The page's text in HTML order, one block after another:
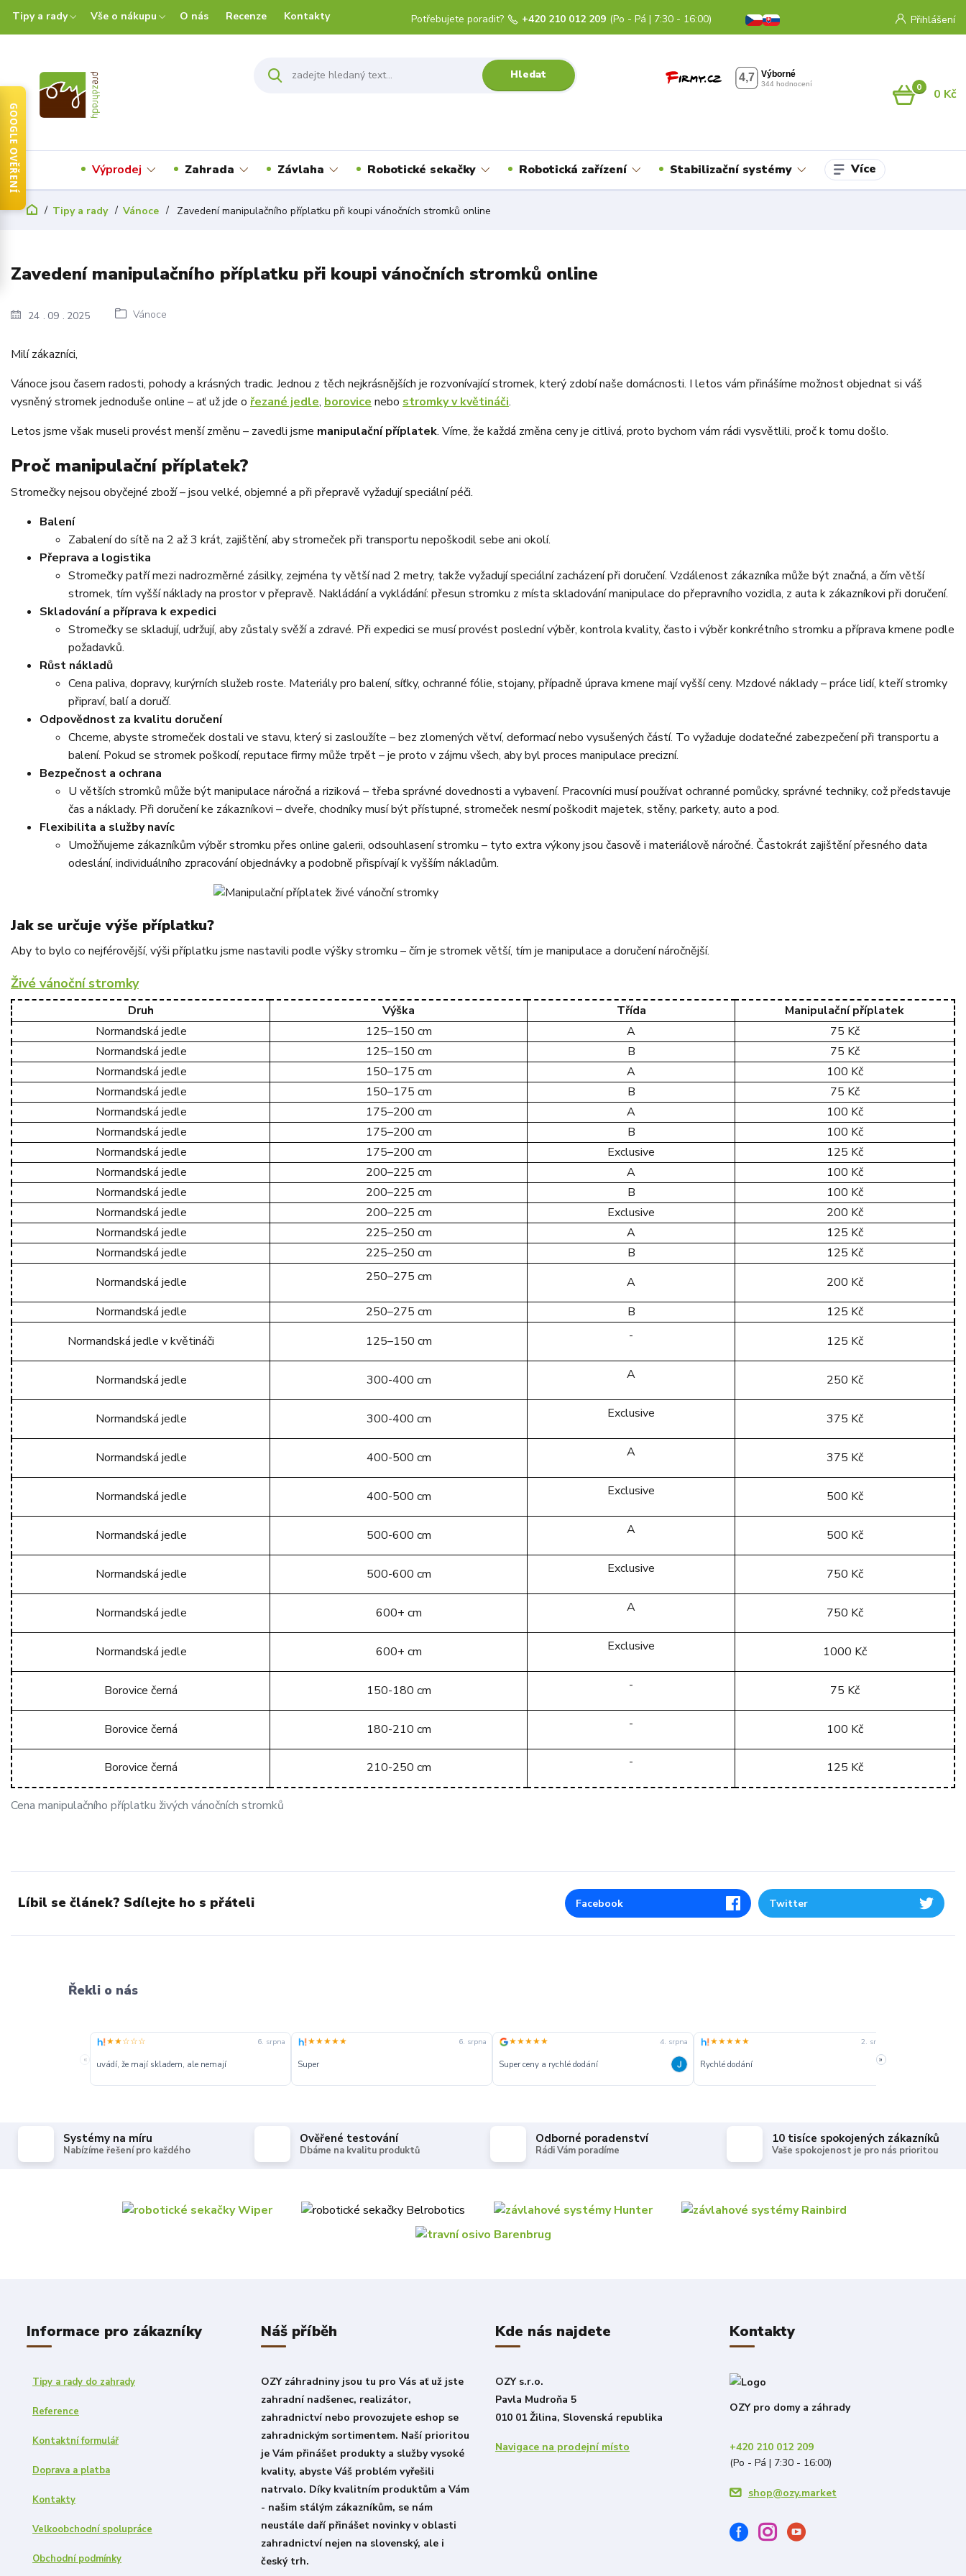
Tipy a rady Vše o nákupu O nás Recenze Kontakty Přihlášení
Hledat
Potřebujete poradit? +420 210 012 209 (Po - Pá | 7:30 - 16:00)
0 0 Kč
Výprodej Zahrada Závlaha Robotické sekačky Robotická zařízení Stabilizační systémy Více
Tipy a rady Vánoce Zavedení manipulačního příplatku při koupi vánočních stromků online
24 09 2025 Vánoce
Zavedení manipulačního příplatku při koupi vánočních stromků online
Milí zákazníci,
Vánoce jsou časem radosti, pohody a krásných tradic. Jednou z těch nejkrásnějších je rozvonívající stromek, který zdobí naše domácnosti. I letos vám přinášíme možnost objednat si váš
vysněný stromek jednoduše online – ať už jde o řezané jedle, borovice nebo stromky v květináči.
Letos jsme však museli provést menší změnu – zavedli jsme manipulační příplatek. Víme, že každá změna ceny je citlivá, proto bychom vám rádi vysvětlili, proč k tomu došlo.
Proč manipulační příplatek?
Stromečky nejsou obyčejné zboží – jsou velké, objemné a při přepravě vyžadují speciální péči.
Balení
Zabalení do sítě na 2 až 3 krát, zajištění, aby stromeček při transportu nepoškodil sebe ani okolí.
Přeprava a logistika
Stromečky patří mezi nadrozměrné zásilky, zejména ty větší nad 2 metry, takže vyžadují speciální zacházení při doručení. Vzdálenost zákazníka může být značná, a čím větší
stromek, tím vyšší náklady na prostor v přepravě. Nakládání a vykládání: přesun stromku z místa skladování manipulace do přepravního vozidla, z auta k zákazníkovi při doručení.
Skladování a příprava k expedici
Stromečky se skladují, udržují, aby zůstaly svěží a zdravé. Při expedici se musí provést poslední výběr, kontrola kvality, často i výběr konkrétního stromku a příprava kmene podle
požadavků.
Růst nákladů
Cena paliva, dopravy, kurýrních služeb roste. Materiály pro balení, síťky, ochranné fólie, stojany, případně úprava kmene mají vyšší ceny. Mzdové náklady – práce lidí, kteří stromky
připraví, balí a doručí.
Odpovědnost za kvalitu doručení
Chceme, abyste stromeček dostali ve stavu, který si zasloužíte – bez zlomených větví, deformací nebo vysušených částí. To vyžaduje dodatečné zabezpečení při transportu a
balení. Pokud se stromek poškodí, reputace firmy může trpět – je proto v zájmu všech, aby byl proces manipulace precizní.
Bezpečnost a ochrana
U větších stromků může být manipulace náročná a riziková – třeba správné dovednosti a vybavení. Pracovníci musí používat ochranné pomůcky, správné techniky, což představuje
čas a náklady. Při doručení ke zákazníkovi – dveře, chodníky musí být přístupné, stromeček nesmí poškodit majetek, stěny, parkety, auto a pod.
Flexibilita a služby navíc
Umožňujeme zákazníkům výběr stromku přes online galerii, odsouhlasení stromku – tyto extra výkony jsou časově i materiálově náročné. Častokrát zajištění přesného data
odeslání, individuálního zpracování objednávky a podobně přispívají k vyšším nákladům.
Jak se určuje výše příplatku?
Aby to bylo co nejférovější, výši příplatku jsme nastavili podle výšky stromku – čím je stromek větší, tím je manipulace a doručení náročnější.
Živé vánoční stromky
Cena manipulačního příplatku živých vánočních stromků
Druh Výška Třída
Manipulační příplatek
Normandská jedle
125–150 cm A
75 Kč
Normandská jedle
125–150 cm B
75 Kč
Normandská jedle
150–175 cm A
100 Kč
Normandská jedle
150–175 cm B
75 Kč
Normandská jedle
175–200 cm A
100 Kč
Normandská jedle
175–200 cm B
100 Kč
Normandská jedle
175–200 cm Exclusive
125 Kč
Normandská jedle
200–225 cm A
100 Kč
Normandská jedle
200–225 cm B
100 Kč
Normandská jedle
200–225 cm Exclusive
200 Kč
Normandská jedle
225–250 cm A
125 Kč
Normandská jedle
225–250 cm B
125 Kč
Normandská jedle
250–275 cm A
200 Kč
Normandská jedle
250–275 cm B
125 Kč
Normandská jedle v květináči
125–150 cm - 125 Kč
Normandská jedle 300-400 cm A 250 Kč
Normandská jedle 300-400 cm Exclusive 375 Kč
Normandská jedle 400-500 cm A 375 Kč
Normandská jedle 400-500 cm Exclusive 500 Kč
Normandská jedle 500-600 cm A 500 Kč
Normandská jedle 500-600 cm Exclusive 750 Kč
Normandská jedle 600+ cm A 750 Kč
Normandská jedle 600+ cm Exclusive 1000 Kč
Borovice černá 150-180 cm - 75 Kč
Borovice černá 180-210 cm - 100 Kč
Borovice černá 210-250 cm - 125 Kč
Líbil se článek? Sdílejte ho s přáteli Facebook Twitter
Řekli o nás
«
★★☆☆☆ 6. srpna
uvádí, že mají skladem, ale nemají
★★★★★ 6. srpna
Super
★★★★★ 4. srpna
Super ceny a rychlé dodání
★★★★★ 2. srpna
Rychlé dodání »
Systémy na míru
Nabízíme řešení pro každého
Ověřené testování
Dbáme na kvalitu produktů
Odborné poradenství
Rádi Vám poradíme
10 tisíce spokojených zákazníků
Vaše spokojenost je pro nás prioritou
Informace pro zákazníky
Tipy a rady do zahrady
Reference
Kontaktní formulář
Doprava a platba
Kontakty
Velkoobchodní spolupráce
Obchodní podmínky
Náš příběh
OZY záhradniny jsou tu pro Vás ať už jste
zahradní nadšenec, realizátor,
zahradnictví nebo provozujete eshop se
zahradnickým sortimentem. Naší prioritou
je Vám přinášet produkty a služby vysoké
kvality, abyste Váš problém vyřešili
natrvalo. Díky kvalitním produktům a Vám
- našim stálým zákazníkům, se nám
neustále daří přinášet novinky v oblasti
zahradnictví nejen na slovenský, ale i
český trh.
Kde nás najdete
OZY s.r.o.
Pavla Mudroňa 5
010 01 Žilina, Slovenská republika
Navigace na prodejní místo
Kontakty
OZY pro domy a záhrady
+420 210 012 209
(Po - Pá | 7:30 - 16:00)
shop@ozy.market
GOOGLE OVĚŘENÍ